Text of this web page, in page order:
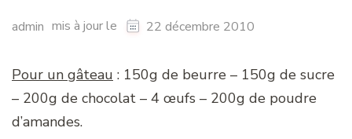
admin mis à jour le 22 décembre 2010
Pour un gâteau : 150g de beurre – 150g de sucre
– 200g de chocolat – 4 œufs – 200g de poudre
d’amandes.